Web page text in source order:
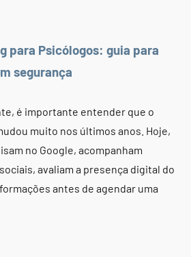
para Psicólogos: guia para
segurança
é importante entender que o
muito nos últimos anos. Hoje,
no Google, acompanham
avaliam a presença digital do
antes de agendar uma